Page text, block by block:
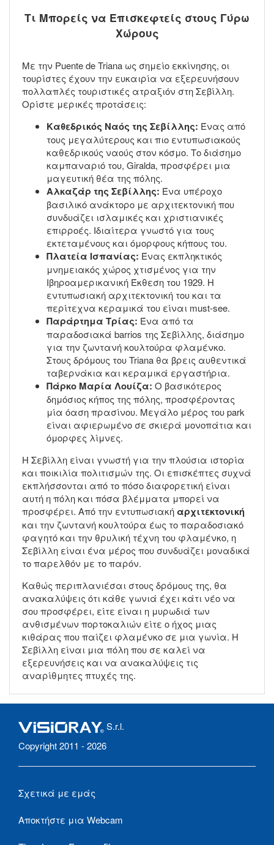
Τι Μπορείς να Επισκεφτείς στους Γύρω
Χώρους
Με την Puente de Triana ως σημείο εκκίνησης, οι
τουρίστες έχουν την ευκαιρία να εξερευνήσουν
πολλαπλές τουριστικές ατραξιόν στη Σεβίλλη.
Ορίστε μερικές προτάσεις:
Καθεδρικός Ναός της Σεβίλλης: Ένας από
τους μεγαλύτερους και πιο εντυπωσιακούς
καθεδρικούς ναούς στον κόσμο. Το διάσημο
καμπαναριό του, Giralda, προσφέρει μια
μαγευτική θέα της πόλης.
Αλκαζάρ της Σεβίλλης: Ένα υπέροχο
βασιλικό ανάκτορο με αρχιτεκτονική που
συνδυάζει ισλαμικές και χριστιανικές
επιρροές. Ιδιαίτερα γνωστό για τους
εκτεταμένους και όμορφους κήπους του.
Πλατεία Ισπανίας: Ένας εκπληκτικός
μνημειακός χώρος χτισμένος για την
Ιβηροαμερικανική Έκθεση του 1929. Η
εντυπωσιακή αρχιτεκτονική του και τα
περίτεχνα κεραμικά του είναι must-see.
Παράρτημα Τρίας: Ένα από τα
παραδοσιακά barrios της Σεβίλλης, διάσημο
για την ζωντανή κουλτούρα φλαμένκο.
Στους δρόμους του Triana θα βρεις αυθεντικά
ταβερνάκια και κεραμικά εργαστήρια.
Πάρκο Μαρία Λουίζα: Ο βασικότερος
δημόσιος κήπος της πόλης, προσφέροντας
μία όαση πρασίνου. Μεγάλο μέρος του park
είναι αφιερωμένο σε σκιερά μονοπάτια και
όμορφες λίμνες.
Η Σεβίλλη είναι γνωστή για την πλούσια ιστορία
και ποικιλία πολιτισμών της. Οι επισκέπτες συχνά
εκπλήσσονται από το πόσο διαφορετική είναι
αυτή η πόλη και πόσα βλέμματα μπορεί να
προσφέρει. Από την εντυπωσιακή αρχιτεκτονική
και την ζωντανή κουλτούρα έως το παραδοσιακό
φαγητό και την θρυλική τέχνη του φλαμένκο, η
Σεβίλλη είναι ένα μέρος που συνδυάζει μοναδικά
το παρελθόν με το παρόν.
Καθώς περιπλανιέσαι στους δρόμους της, θα
ανακαλύψεις ότι κάθε γωνιά έχει κάτι νέο να
σου προσφέρει, είτε είναι η μυρωδιά των
ανθισμένων πορτοκαλιών είτε ο ήχος μιας
κιθάρας που παίζει φλαμένκο σε μια γωνία. Η
Σεβίλλη είναι μια πόλη που σε καλεί να
εξερευνήσεις και να ανακαλύψεις τις
αναρίθμητες πτυχές της.
S.r.l.
Copyright 2011 - 2026
Σχετικά με εμάς
Αποκτήστε μια Webcam